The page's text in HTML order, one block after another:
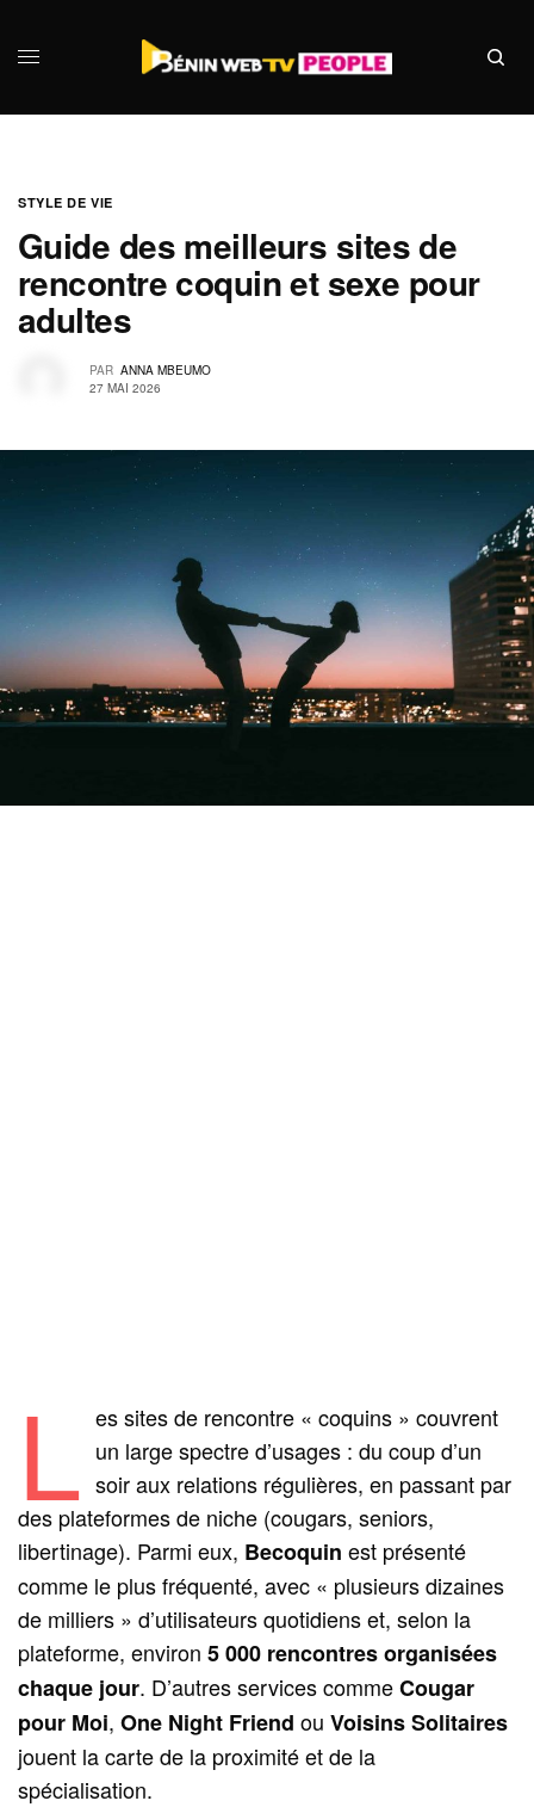
STYLE DE VIE
Guide des meilleurs sites de
rencontre coquin et sexe pour
adultes
PAR ANNA MBEUMO
27 MAI 2026
L es sites de rencontre « coquins » couvrent
un large spectre d’usages : du coup d’un
soir aux relations régulières, en passant par
des plateformes de niche (cougars, seniors,
libertinage). Parmi eux, Becoquin est présenté
comme le plus fréquenté, avec « plusieurs dizaines
de milliers » d’utilisateurs quotidiens et, selon la
plateforme, environ5 000 rencontres organisées
chaque jour. D’autres services commeCougar
pour Moi,One Night Friend ouVoisins Solitaires
jouent la carte de la proximité et de la
spécialisation.